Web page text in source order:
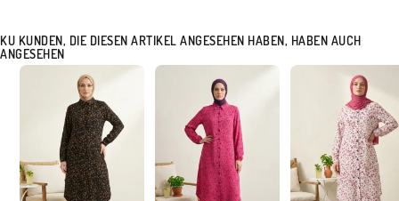
KU KUNDEN, DIE DIESEN ARTIKEL ANGESEHEN HABEN, HABEN AUCH
ANGESEHEN